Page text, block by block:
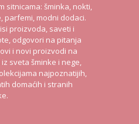
sitnicama: šminka, nokti,
parfemi, modni dodaci.
proizvoda, saveti i
odgovori na pitanja
i novi proizvodi na
sveta šminke i nege,
najpoznatijih,
domaćih i stranih